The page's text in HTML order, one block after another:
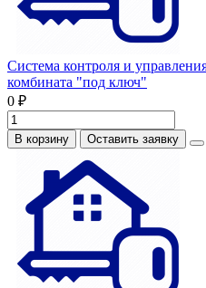
Система контроля и
комбината "под ключ"
0 ₽
В корзину Оставить заявку